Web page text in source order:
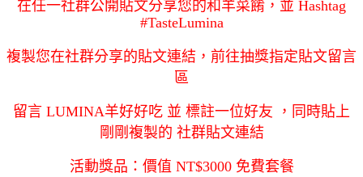
在任一社群公開貼文分享您的和羊菜餚，並 Hashtag
#TasteLumina
複製您在社群分享的貼文連結，前往抽獎指定貼文留言
區
留言 LUMINA羊好好吃 並 標註一位好友 ，同時貼上
剛剛複製的 社群貼文連結
活動獎品：價值 NT$3000 免費套餐